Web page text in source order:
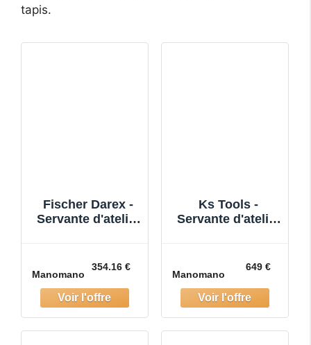
tapis.
Fischer Darex -
Servante d'atelier
Manomano
354.16 €
Ks Tools -
Servante d'atelier
tiroirs - servante
atelier fabriquée
en
Manomano
649 €